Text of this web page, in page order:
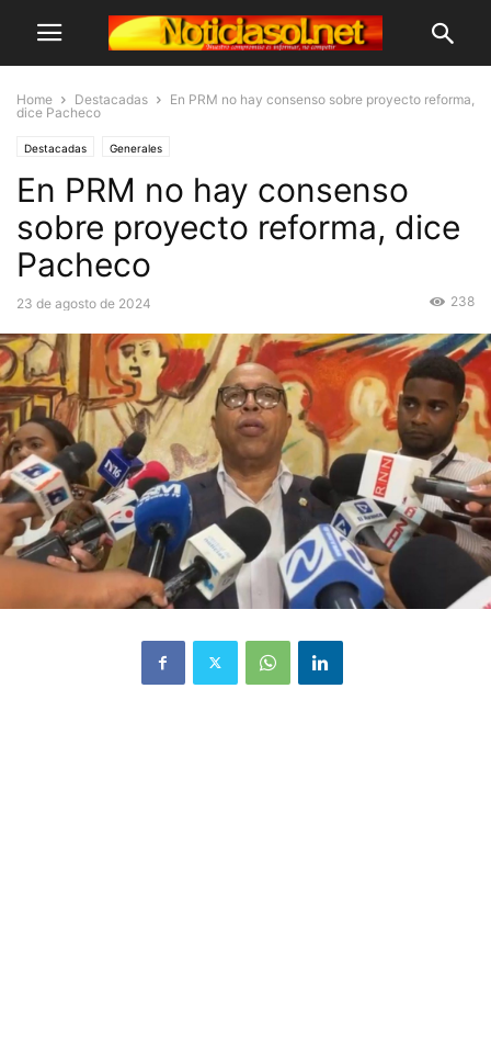
Home Destacadas
En PRM no hay consenso sobre proyecto reforma,
dice Pacheco
Destacadas Generales
En PRM no hay consenso
sobre proyecto reforma, dice
Pacheco
23 de agosto de 2024 238